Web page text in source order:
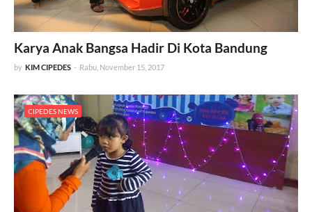
Karya Anak Bangsa Hadir Di Kota Bandung
by KIM CIPEDES - Rabu, November 15, 2017
CIPEDES NEWS